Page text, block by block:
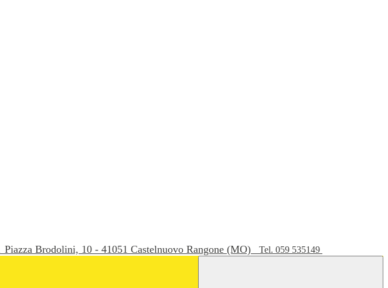
Piazza Brodolini, 10 - 41051 Castelnuovo Rangone (MO) Tel. 059 535149